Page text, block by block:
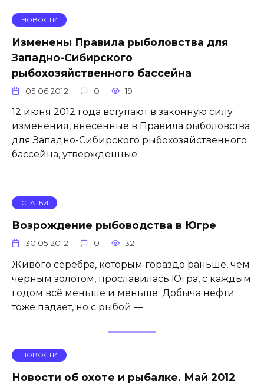
НОВОСТИ
Изменены Правила рыболовства для
Западно-Сибирского
рыбохозяйственного бассейна
05.06.2012 0 19
12 июня 2012 года вступают в законную силу
изменения, внесенные в Правила рыболовства
для Западно-Сибирского рыбохозяйственного
бассейна, утвержденные
СТАТЬИ
Возрождение рыбоводства в Югре
30.05.2012 0 32
Живого серебра, которым гораздо раньше, чем
чёрным золотом, прославилась Югра, с каждым
годом всё меньше и меньше. Добыча нефти
тоже падает, но с рыбой —
НОВОСТИ
Новости об охоте и рыбалке. Май 2012